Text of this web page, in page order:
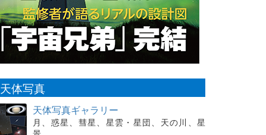
天体写真
天体写真ギャラリー
月、惑星、彗星、星雲・星団、天の川、星